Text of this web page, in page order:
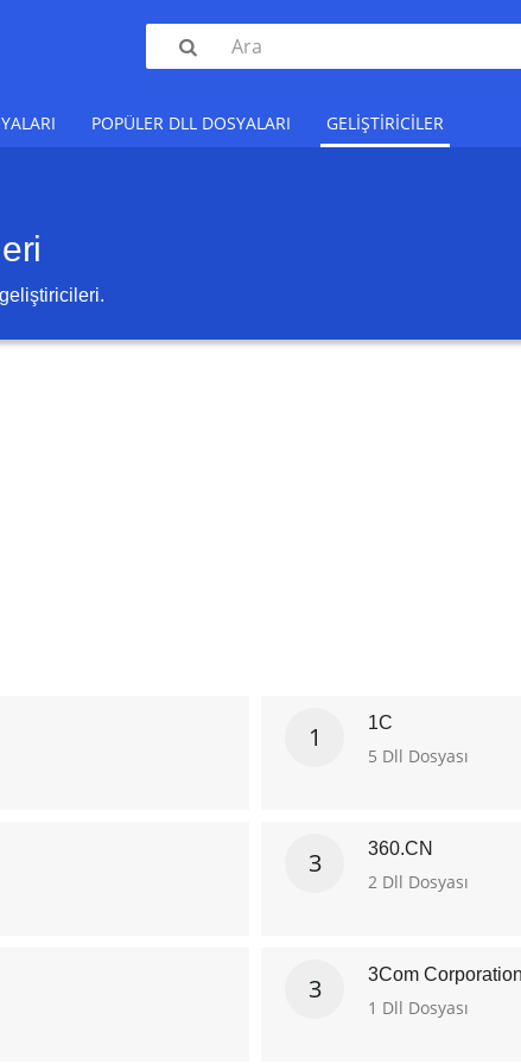

POPÜLER DLL DOSYALARI GELIŞTIRICILER
1 1C
5 Dll Dosyası
3 360.CN
2 Dll Dosyası
3 3Com
1 Dll Dosyası